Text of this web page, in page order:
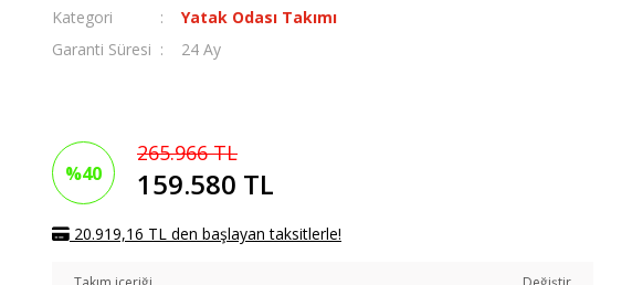
Kategori
Yatak Odası Takımı
Garanti Süresi
24 Ay
%40
265.966 TL
159.580 TL
20.919,16 TL den başlayan taksitlerle!